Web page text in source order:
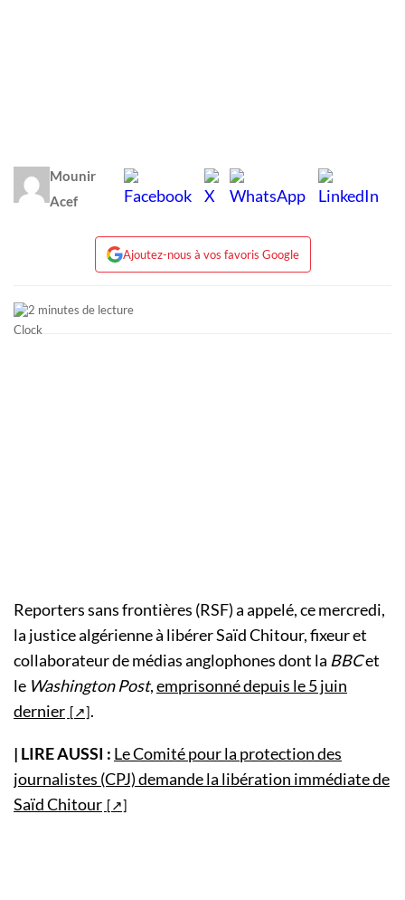
Mounir
Acef
Ajoutez-nous à vos favoris Google
2 minutes de lecture
Reporters sans frontières (RSF) a appelé, ce mercredi,
la justice algérienne à libérer Saïd Chitour, fixeur et
collaborateur de médias anglophones dont la BBCet
le Washington Post,emprisonné depuis le 5 juin
dernier
.
| LIRE AUSSI : Le Comité pour la protection des
journalistes (CPJ) demande la libération immédiate de
Saïd Chitour